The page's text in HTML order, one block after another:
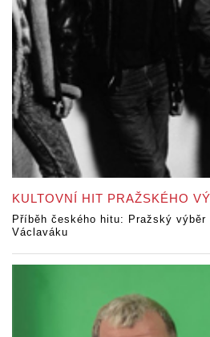
KULTOVNÍ HIT PRAŽSKÉHO
Příběh českého hitu: Pražský výběr
Václaváku